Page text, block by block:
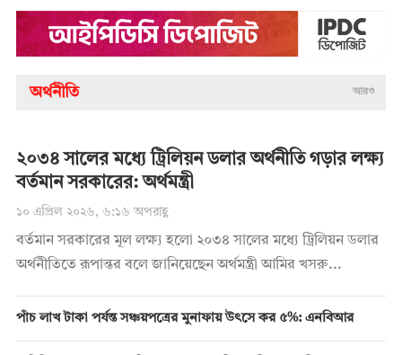
অর্থনীতি আরও
২০৩৪ সালের মধ্যে ট্রিলিয়ন ডলার অর্থনীতি গড়ার লক্ষ্য
বর্তমান সরকারের: অর্থমন্ত্রী
১০ এপ্রিল ২০২৬, ৬:১৬ অপরাহ্ণ
বর্তমান সরকারের মূল লক্ষ্য হলো ২০৩৪ সালের মধ্যে ট্রিলিয়ন ডলার
অর্থনীতিতে রূপান্তর বলে জানিয়েছেন অর্থমন্ত্রী আমির খসরু...
পাঁচ লাখ টাকা পর্যন্ত সঞ্চয়পত্রের মুনাফায় উৎসে কর ৫%: এনবিআর